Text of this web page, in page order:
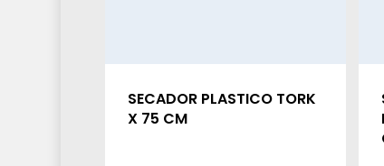
SECADOR PLASTICO TORK
X 75 CM